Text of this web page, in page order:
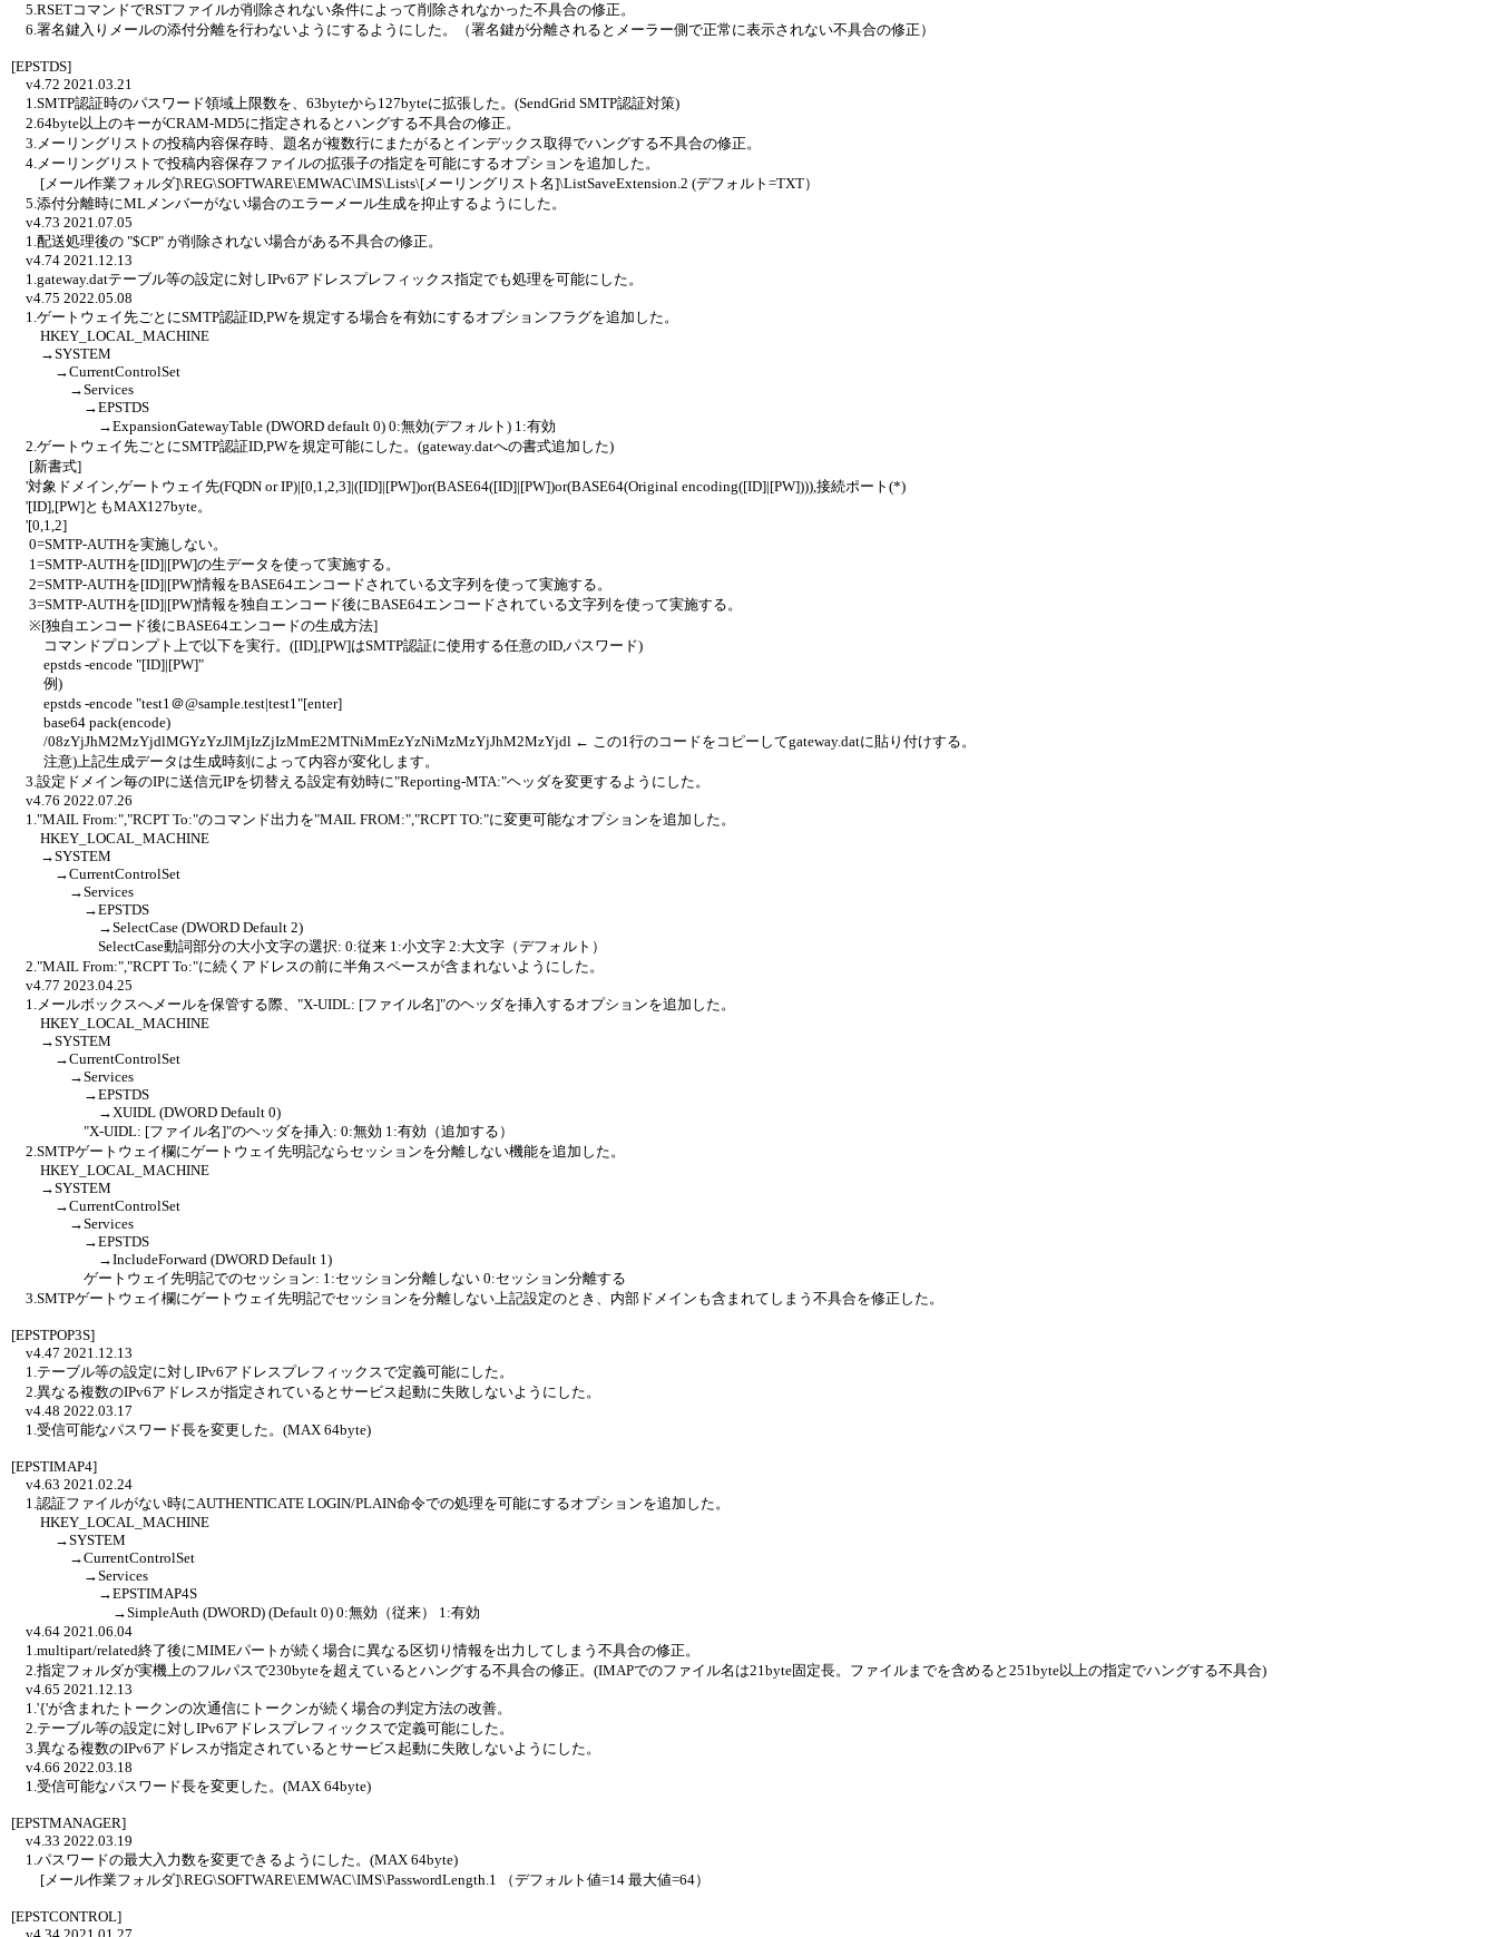
5.RSETコマンドでRSTファイルが削除されない条件によって削除されなかった不具合の修正。
6.署名鍵入りメールの添付分離を行わないようにするようにした。（署名鍵が分離されるとメーラー側で正常に表示されない不具合の修正）
[EPSTDS]
v4.72 2021.03.21
1.SMTP認証時のパスワード領域上限数を、63byteから127byteに拡張した。(SendGrid SMTP認証対策)
2.64byte以上のキーがCRAM-MD5に指定されるとハングする不具合の修正。
3.メーリングリストの投稿内容保存時、題名が複数行にまたがるとインデックス取得でハングする不具合の修正。
4.メーリングリストで投稿内容保存ファイルの拡張子の指定を可能にするオプションを追加した。
[メール作業フォルダ]\REG\SOFTWARE\EMWAC\IMS\Lists\[メーリングリスト名]\ListSaveExtension.2 (デフォルト=TXT）
5.添付分離時にMLメンバーがない場合のエラーメール生成を抑止するようにした。
v4.73 2021.07.05
1.配送処理後の "$CP" が削除されない場合がある不具合の修正。
v4.74 2021.12.13
1.gateway.datテーブル等の設定に対しIPv6アドレスプレフィックス指定でも処理を可能にした。
v4.75 2022.05.08
1.ゲートウェイ先ごとにSMTP認証ID,PWを規定する場合を有効にするオプションフラグを追加した。
HKEY_LOCAL_MACHINE
→SYSTEM
→CurrentControlSet
→Services
→EPSTDS
→ExpansionGatewayTable (DWORD default 0) 0:無効(デフォルト) 1:有効
2.ゲートウェイ先ごとにSMTP認証ID,PWを規定可能にした。(gateway.datへの書式追加した)
[新書式]
'対象ドメイン,ゲートウェイ先(FQDN or IP)|[0,1,2,3]|([ID]|[PW])or(BASE64([ID]|[PW])or(BASE64(Original encoding([ID]|[PW]))),接続ポート(*)
'[ID],[PW]ともMAX127byte。
'[0,1,2]
0=SMTP-AUTHを実施しない。
1=SMTP-AUTHを[ID]|[PW]の生データを使って実施する。
2=SMTP-AUTHを[ID]|[PW]情報をBASE64エンコードされている文字列を使って実施する。
3=SMTP-AUTHを[ID]|[PW]情報を独自エンコード後にBASE64エンコードされている文字列を使って実施する。
※[独自エンコード後にBASE64エンコードの生成方法]
コマンドプロンプト上で以下を実行。([ID],[PW]はSMTP認証に使用する任意のID,パスワード)
epstds -encode "[ID]|[PW]"
例)
epstds -encode "test1＠@sample.test|test1"[enter]
base64 pack(encode)
/08zYjJhM2MzYjdlMGYzYzJlMjIzZjIzMmE2MTNiMmEzYzNiMzMzYjJhM2MzYjdl ← この1行のコードをコピーしてgateway.datに貼り付けする。
注意)上記生成データは生成時刻によって内容が変化します。
3.設定ドメイン毎のIPに送信元IPを切替える設定有効時に"Reporting-MTA:"ヘッダを変更するようにした。
v4.76 2022.07.26
1."MAIL From:","RCPT To:"のコマンド出力を"MAIL FROM:","RCPT TO:"に変更可能なオプションを追加した。
HKEY_LOCAL_MACHINE
→SYSTEM
→CurrentControlSet
→Services
→EPSTDS
→SelectCase (DWORD Default 2)
SelectCase動詞部分の大小文字の選択: 0:従来 1:小文字 2:大文字（デフォルト）
2."MAIL From:","RCPT To:"に続くアドレスの前に半角スペースが含まれないようにした。
v4.77 2023.04.25
1.メールボックスへメールを保管する際、"X-UIDL: [ファイル名]"のヘッダを挿入するオプションを追加した。
HKEY_LOCAL_MACHINE
→SYSTEM
→CurrentControlSet
→Services
→EPSTDS
→XUIDL (DWORD Default 0)
"X-UIDL: [ファイル名]"のヘッダを挿入: 0:無効 1:有効（追加する）
2.SMTPゲートウェイ欄にゲートウェイ先明記ならセッションを分離しない機能を追加した。
HKEY_LOCAL_MACHINE
→SYSTEM
→CurrentControlSet
→Services
→EPSTDS
→IncludeForward (DWORD Default 1)
ゲートウェイ先明記でのセッション: 1:セッション分離しない 0:セッション分離する
3.SMTPゲートウェイ欄にゲートウェイ先明記でセッションを分離しない上記設定のとき、内部ドメインも含まれてしまう不具合を修正した。
[EPSTPOP3S]
v4.47 2021.12.13
1.テーブル等の設定に対しIPv6アドレスプレフィックスで定義可能にした。
2.異なる複数のIPv6アドレスが指定されているとサービス起動に失敗しないようにした。
v4.48 2022.03.17
1.受信可能なパスワード長を変更した。(MAX 64byte)
[EPSTIMAP4]
v4.63 2021.02.24
1.認証ファイルがない時にAUTHENTICATE LOGIN/PLAIN命令での処理を可能にするオプションを追加した。
HKEY_LOCAL_MACHINE
→SYSTEM
→CurrentControlSet
→Services
→EPSTIMAP4S
→SimpleAuth (DWORD) (Default 0) 0:無効（従来） 1:有効
v4.64 2021.06.04
1.multipart/related終了後にMIMEパートが続く場合に異なる区切り情報を出力してしまう不具合の修正。
2.指定フォルダが実機上のフルパスで230byteを超えているとハングする不具合の修正。(IMAPでのファイル名は21byte固定長。ファイルまでを含めると251byte以上の指定でハングする不具合)
v4.65 2021.12.13
1.'{'が含まれたトークンの次通信にトークンが続く場合の判定方法の改善。
2.テーブル等の設定に対しIPv6アドレスプレフィックスで定義可能にした。
3.異なる複数のIPv6アドレスが指定されているとサービス起動に失敗しないようにした。
v4.66 2022.03.18
1.受信可能なパスワード長を変更した。(MAX 64byte)
[EPSTMANAGER]
v4.33 2022.03.19
1.パスワードの最大入力数を変更できるようにした。(MAX 64byte)
[メール作業フォルダ]\REG\SOFTWARE\EMWAC\IMS\PasswordLength.1 （デフォルト値=14 最大値=64）
[EPSTCONTROL]